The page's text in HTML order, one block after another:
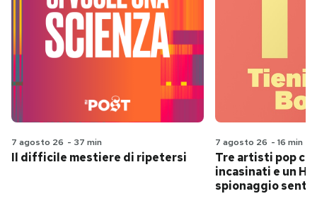
7 agosto 26 - 37 min
Il difficile mestiere di ripetersi
7 agosto 26 - 16 min
Tre artisti pop
incasinati e un
spionaggio